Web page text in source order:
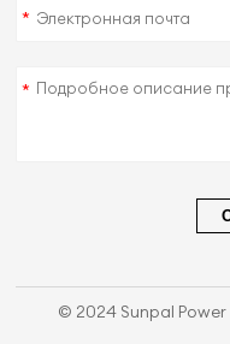
*
*
© 2024 Sunpal